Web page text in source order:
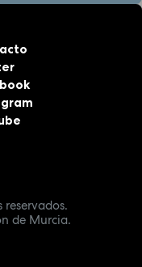
reservados.
de Murcia.